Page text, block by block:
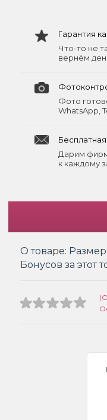
Гарантия
Что-то не
вернём
Фото
WhatsApp,
Дарим
к каждому
О товаре:
Бонусов за этот